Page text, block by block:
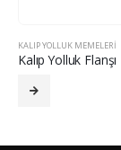
KALIP YOLLUK MEMELERI
Kalıp Yolluk Flanşı